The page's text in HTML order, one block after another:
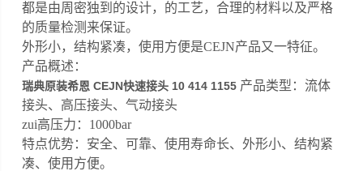
都是由周密独到的设计，的工艺，合理的材料以及严格
的质量检测来保证。
外形小，结构紧凑，使用方便是CEJN产品又一特征。
产品概述：
瑞典原装希恩 CEJN快速接头 10 414 1155 产品类型：流体
接头、高压接头、气动接头
zui高压力：1000bar
特点优势：安全、可靠、使用寿命长、外形小、结构紧
凑、使用方便。